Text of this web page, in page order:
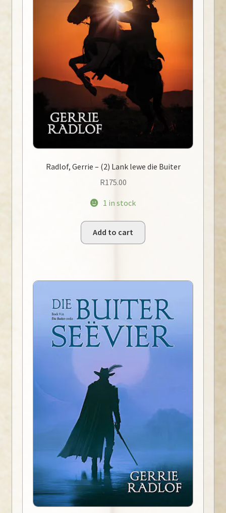
Radlof, Gerrie – (2) Lank lewe die Buiter
R175.00
1 in stock
Add to cart